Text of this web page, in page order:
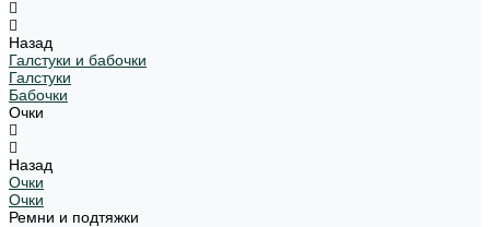
Назад
Галстуки и бабочки
Галстуки
Бабочки
Очки
Назад
Очки
Очки
Ремни и подтяжки